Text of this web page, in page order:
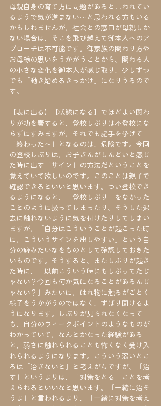
母親自身の育て方に問題があると言われてい
るようで気が進まない…と思われる方もいる
かもしれませんが、社会との窓口が母親しか
ない場合は、そこを飛び越えて御本人へのア
プローチは不可能です。御家族の関わり方や
お母様の思いをうかがうことから、関わる人
の小さな変化を御本人が感じ取り、少しずつ
でも「動き始めるきっかけ」になりうるので
す。
【表に出る】【状態になる】でほどよい関わ
りが功を奏すると、登校しぶりは不登校にな
らずにすみますが、それでも諸手を挙げて
「終わった～」となるのは、危険です。今回
の登校しぶりは、お子さんがしんどいと感じ
た時に出す「サイン」の方法だということを
覚えていて欲しいのです。このことは親子で
確認できるといいと思います。つい登校でき
るようになると、「登校しぶり」をなかった
ことのように扱ってしまったり、そうした過
去に触れないように気を付けたりしてしまい
ますが、「自分はこういうことが起こった時
に、こういうサインを出しやすい」という自
分の癖みたいなをものとして確認しておきた
いものです。そうすると、またしぶりが起き
た時に、「以前こういう時にもしぶってたじ
ゃない？今回も何か気になることがあるんじ
ゃない？」みたいに、はれ物に触るがごとく
様子をうかがうのではなく、ずばり聞けるよ
うになります。しぶりが見られなくなって
も、自分のウィークポイントのようなものが
わかっていて、なんとかなった経験がある
と、弱さに触れられることも怖くなく受け入
れられるようになります。こういう弱いとこ
ろは「治さないと」と考えがちですが、「治
す」というよりは、「対策をとる」ことを考
えられるといいなと思います。「一緒に治そ
うよ」と言われるより、「一緒に対策を考え